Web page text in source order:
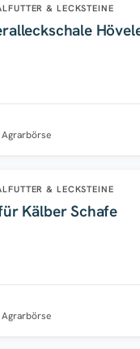
& LECKSTEINE
& LECKSTEINE
Kälber Schafe